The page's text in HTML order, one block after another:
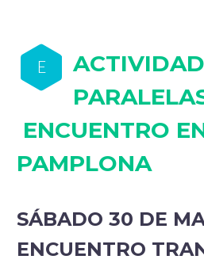
E
ENCUENTRO
PAMPLONA
SÁBADO 30 DE
ENCUENTRO